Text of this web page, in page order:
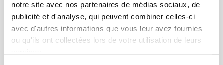
notre site avec nos partenaires de médias sociaux, de
publicité et d'analyse, qui peuvent combiner celles-ci
avec d'autres informations que vous leur avez fournies
ou qu'ils ont collectées lors de votre utilisation de leurs
CONTACTS
FOREIGN RIGHTS